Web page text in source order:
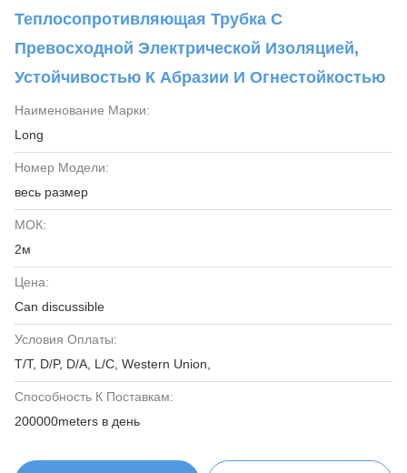
Теплосопротивляющая Трубка С
Превосходной Электрической Изоляцией,
Устойчивостью К Абразии И Огнестойкостью
Наименование Марки:
Long
Номер Модели:
весь размер
МОК:
2м
Цена:
Can discussible
Условия Оплаты:
T/T, D/P, D/A, L/C, Western Union,
Способность К Поставкам:
200000meters в день